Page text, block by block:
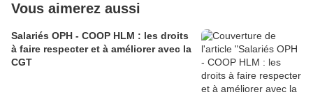
Vous aimerez aussi
Salariés OPH - COOP HLM : les droits
à faire respecter et à améliorer avec la
CGT